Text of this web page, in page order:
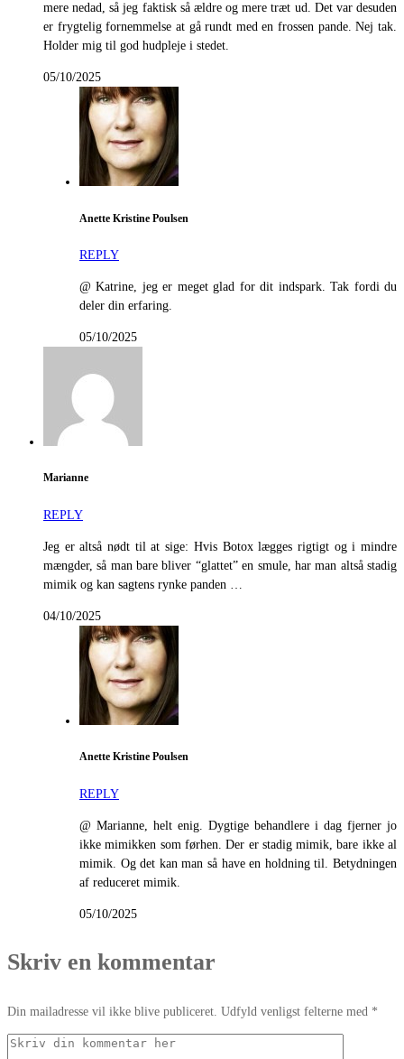
mere nedad, så jeg faktisk så ældre og mere træt ud. Det var desuden
er frygtelig fornemmelse at gå rundt med en frossen pande. Nej tak.
Holder mig til god hudpleje i stedet.
05/10/2025
Anette Kristine Poulsen
REPLY
@ Katrine, jeg er meget glad for dit indspark. Tak fordi du
deler din erfaring.
05/10/2025
Marianne
REPLY
Jeg er altså nødt til at sige: Hvis Botox lægges rigtigt og i mindre
mængder, så man bare bliver “glattet” en smule, har man altså stadig
mimik og kan sagtens rynke panden …
04/10/2025
Anette Kristine Poulsen
REPLY
@ Marianne, helt enig. Dygtige behandlere i dag fjerner jo
ikke mimikken som førhen. Der er stadig mimik, bare ikke al
mimik. Og det kan man så have en holdning til. Betydningen
af reduceret mimik.
05/10/2025
Skriv en kommentar
Din mailadresse vil ikke blive publiceret. Udfyld venligst felterne med *